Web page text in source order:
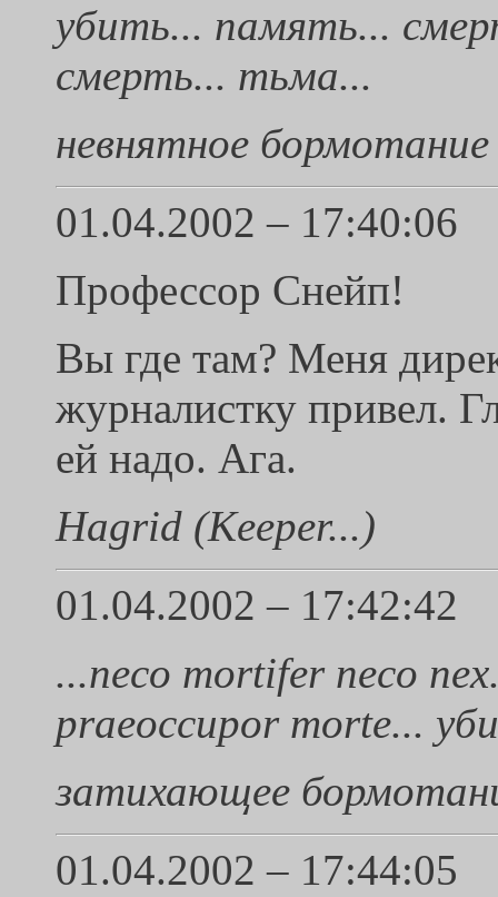
убить... память...
смерть... тьма...
невнятное
01.04.2002 – 17:40:06
Профессор Снейп!
Вы где там? Меня
журналистку привел.
ей надо. Ага.
Hagrid (Keeper...)
01.04.2002 – 17:42:42
...neco mortifer neco
praeoccupor morte...
затихающее
01.04.2002 – 17:44:05